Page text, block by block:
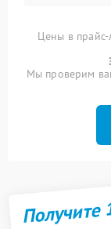
Цены в прайс-
Мы проверим